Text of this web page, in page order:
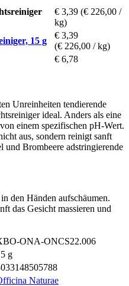
€ 3,39 (€ 226,00 /
kg)
15 g
€ 3,39
(€ 226,00 / kg)
€ 6,78
Unreinheiten tendierende
ideal. Anders als eine
einem spezifischen pH-Wert.
aus, sondern reinigt sanft
und Brombeere adstringierende
den Händen aufschäumen.
das Gesicht massieren und
ONA-ONCS22.006
g
Naturae